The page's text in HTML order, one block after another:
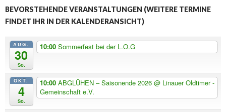
BEVORSTEHENDE VERANSTALTUNGEN (WEITERE TERMINE
FINDET IHR IN DER KALENDERANSICHT)
AUG.
30
So.
10:00 Sommerfest bei der L.O.G
OKT.
4
So.
10:00 ABGLÜHEN – Saisonende 2026 @ Linauer Oldtimer -
Gemeinschaft e.V.